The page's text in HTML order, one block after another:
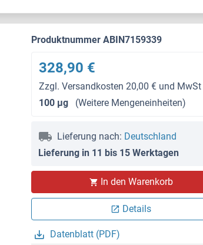
Produktnummer ABIN7159339
328,90 €
Zzgl. Versandkosten 20,00 € und MwSt
100 μg
(Weitere Mengeneinheiten)
Lieferung nach: Deutschland
Lieferung in 11 bis 15 Werktagen
In den Warenkorb
Details
Datenblatt (PDF)